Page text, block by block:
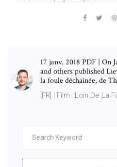
17 janv. 2018 PDF | On
and others published
la foule déchaînée, de
[FR] | Film ::Loin De La